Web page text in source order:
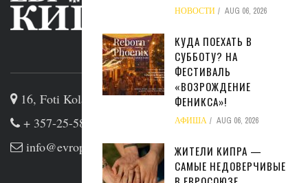
НОВОСТИ AUG 06, 2026
КУДА ПОЕХАТЬ В
СУББОТУ? НА
ФЕСТИВАЛЬ
«ВОЗРОЖДЕНИЕ
ФЕНИКСА»!
АФИША AUG 06, 2026
ЖИТЕЛИ КИПРА —
САМЫЕ НЕДОВЕРЧИВЫЕ
ABOUT US
16, Foti Kolakidi str, 3031, Limassol, Cyprus
+ 357-25-581133
info@evropakipr.com